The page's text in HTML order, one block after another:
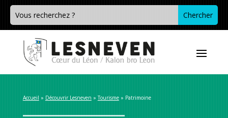
Accueil » Découvrir Lesneven » Tourisme » Patrimoine